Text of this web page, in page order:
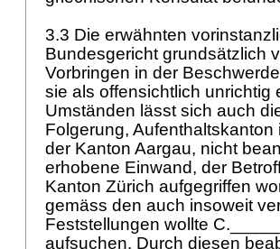
3.3 Die erwähnten
Bundesgericht grundsätzlich
Vorbringen in der
sie als offensichtlich
Umständen lässt sich auch
Folgerung, Aufenthaltskanton
der Kanton Aargau, nicht
erhobene Einwand, der
Kanton Zürich aufgegriffen
gemäss den auch insoweit
Feststellungen wollte
aufsuchen. Durch diesen